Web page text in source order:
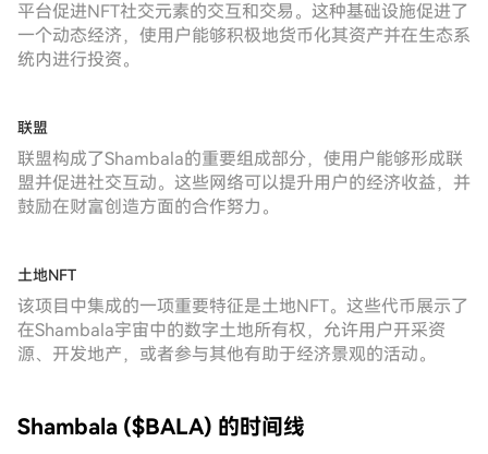
平台促进NFT社交元素的交互和交易。这种基础设施促进了
一个动态经济，使用户能够积极地货币化其资产并在生态系
统内进行投资。
联盟
联盟构成了Shambala的重要组成部分，使用户能够形成联
盟并促进社交互动。这些网络可以提升用户的经济收益，并
鼓励在财富创造方面的合作努力。
土地NFT
该项目中集成的一项重要特征是土地NFT。这些代币展示了
在Shambala宇宙中的数字土地所有权，允许用户开采资
源、开发地产，或者参与其他有助于经济景观的活动。
Shambala ($BALA) 的时间线